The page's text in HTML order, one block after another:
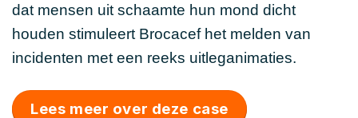
dat mensen uit schaamte hun mond dicht
houden stimuleert Brocacef het melden van
incidenten met een reeks uitleganimaties.
Lees meer over deze case